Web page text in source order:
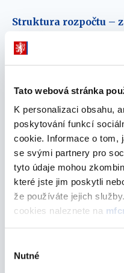
Tato webová stránka
K personalizaci obsahu,
poskytování funkcí
cookie. Informace o tom,
se svými partnery pro
tyto údaje mohou
které jste jim poskytli
že používáte jejich
cookies naleznete na
souhlasu
Nutné
Struktura rozpočtu –
04. září 2019
Předběžné
04. září 2019
Zveřejňování
opatření
10. června 2019
10. června 2019